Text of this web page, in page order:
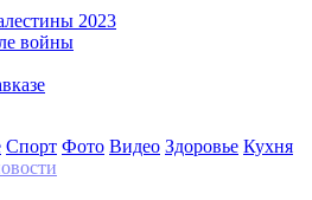
2023
войны
Спорт Фото Видео Здоровье Кухня